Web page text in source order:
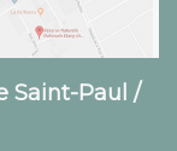
Saint-Paul /